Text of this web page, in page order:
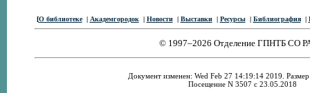
[О библиотеке| Академгородок| Новости| Выставки| Ресурсы| Библиография|
© 1997–2026 Отделение ГПНТБ СО
Документ изменен: Wed Feb 27 14:19:14 2019.
Посещение N 3507 с 23.05.2018